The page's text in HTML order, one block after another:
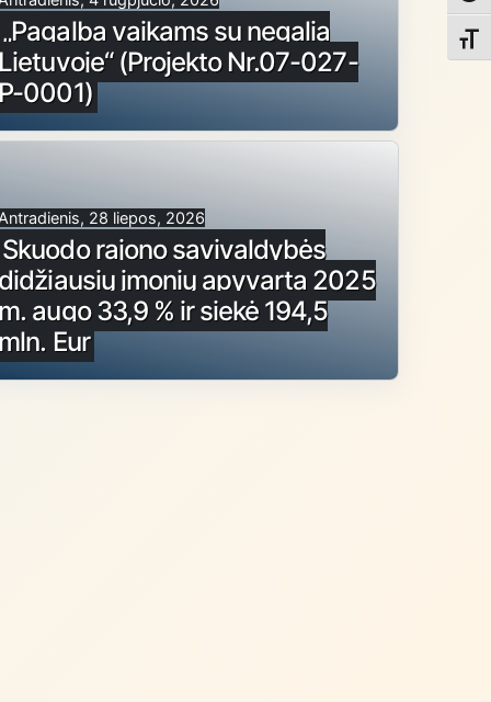
„Pagalba vaikams su negalia
Lietuvoje“ (Projekto Nr.07-027-
P-0001)
Antradienis, 28 liepos, 2026
Skuodo rajono savivaldybės
didžiausių įmonių apyvarta 2025
m. augo 33,9 % ir siekė 194,5
mln. Eur